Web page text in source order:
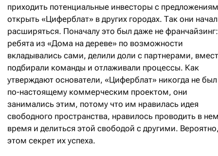
приходить потенциальные инвесторы с
открыть «Циферблат» в других городах. Так они
расширяться. Поначалу это был даже не франчайзинг:
ребята из «Дома на дереве» по возможности
вкладывались сами, делили доли с партнерами,
подбирали команды и отлаживали процессы. Как
утверждают основатели, «Циферблат» никогда не был
по-настоящему коммерческим проектом, они
занимались этим, потому что им нравилась идея
свободного пространства, нравилось проводить в
время и делиться этой свободой с другими.
этом секрет их успеха.